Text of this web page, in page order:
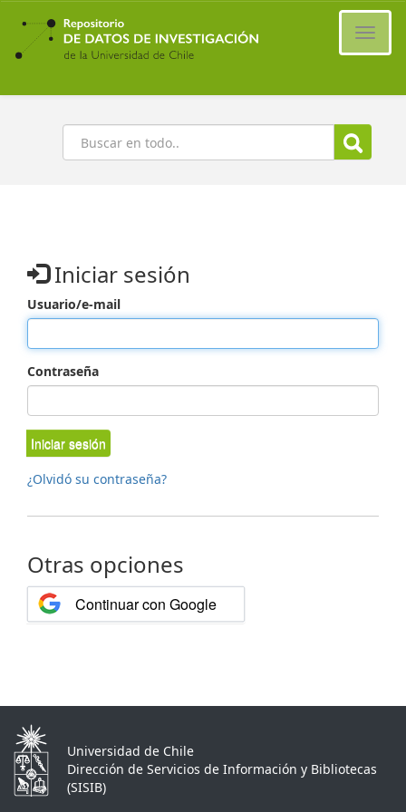
Ir
contenido
principal
Buscar
Iniciar sesión
Usuario/e-mail
Contraseña
Iniciar sesión
¿Olvidó su contraseña?
Otras opciones
Continuar con Google
Universidad de Chile
Dirección de Servicios de Información y Bibliotecas
(SISIB)